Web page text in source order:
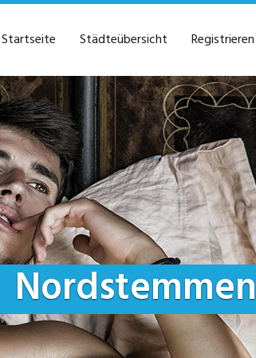
Startseite Städteübersicht Registrieren
Nordstemmen